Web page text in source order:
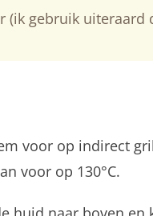
(ik gebruik uiteraard
voor op indirect
voor op 130°C.